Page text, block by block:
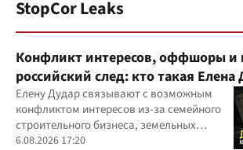
StopCor Leaks
Конфликт интересов, оффшоры и
российский след: кто такая Елена
Елену Дудар связывают с возможным
конфликтом интересов из-за семейного
строительного бизнеса, земельных
скандалов, судебных дел
6.08.2026 17:20